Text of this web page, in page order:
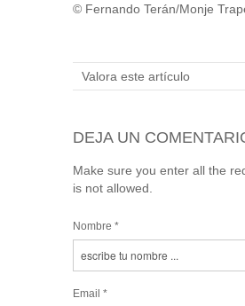
© Fernando Terán/Monje
Valora este artículo
DEJA UN
Make sure you enter all the
is not allowed.
Nombre *
Email *